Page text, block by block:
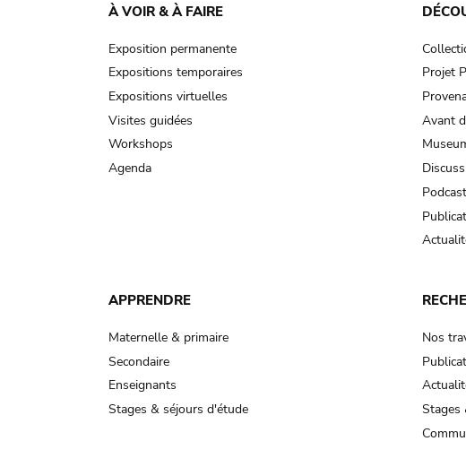
À VOIR & À FAIRE
Exposition permanente
Expositions temporaires
Expositions virtuelles
Visites guidées
Workshops
Agenda
Projet
Avant
APPRENDRE
Maternelle & primaire
Secondaire
Enseignants
Stages & séjours d'étude
Nos
Stages